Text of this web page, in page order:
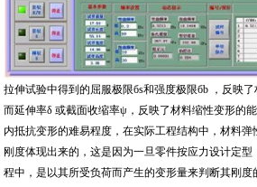
拉伸试验中得到的屈服极限бs和强度极限бb ，反映
而延伸率δ 或截面收缩率ψ，反映了材料缩性变形的
内抵抗变形的难易程度，在实际工程结构中，材料弹
刚度体现出来的，这是因为一旦零件按应力设计定
程中，是以其所受负荷而产生的变形量来判断其刚度